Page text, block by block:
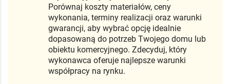
Porównaj koszty materiałów, ceny
wykonania, terminy realizacji oraz warunki
gwarancji, aby wybrać opcję idealnie
dopasowaną do potrzeb Twojego domu lub
obiektu komercyjnego. Zdecyduj, który
wykonawca oferuje najlepsze warunki
współpracy na rynku.